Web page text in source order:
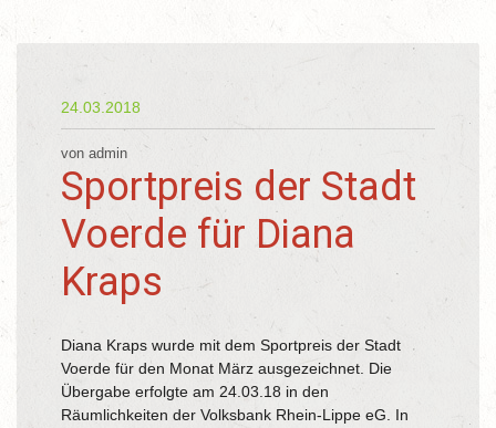
24.03.2018
von admin
Sportpreis der Stadt
Voerde für Diana
Kraps
Diana Kraps wurde mit dem Sportpreis der Stadt
Voerde für den Monat März ausgezeichnet. Die
Übergabe erfolgte am 24.03.18 in den
Räumlichkeiten der Volksbank Rhein-Lippe eG. In